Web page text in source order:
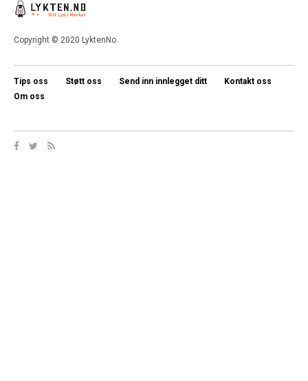
Copyright © 2020 LyktenNo.
Tips oss Støtt oss Send inn innlegget ditt
Kontakt oss
Om oss